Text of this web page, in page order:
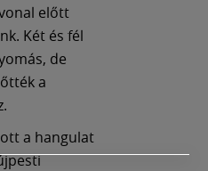
előtt
Két és fél
de
a
a hangulat